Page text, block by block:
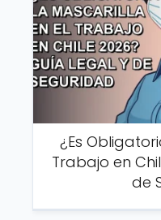
¿Es
Trabajo en
de